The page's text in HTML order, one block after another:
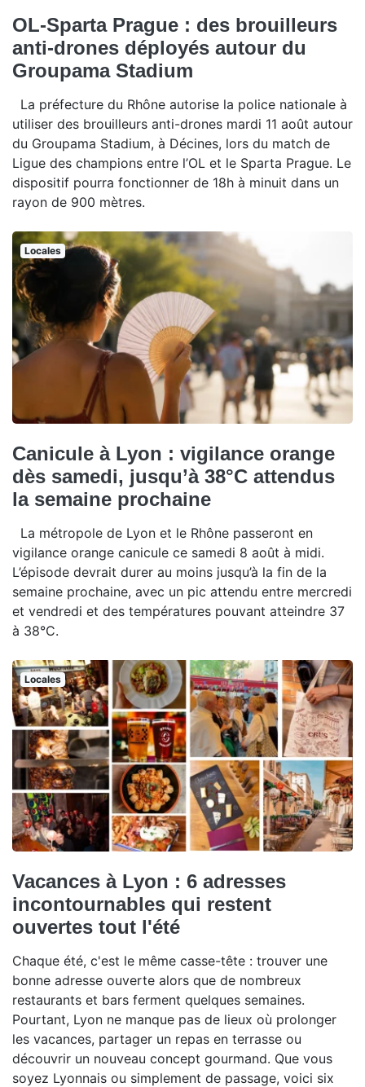
OL-Sparta Prague : des brouilleurs
anti-drones déployés autour du
Groupama Stadium
La préfecture du Rhône autorise la police nationale à
utiliser des brouilleurs anti-drones mardi 11 août autour
du Groupama Stadium, à Décines, lors du match de
Ligue des champions entre l’OL et le Sparta Prague. Le
dispositif pourra fonctionner de 18h à minuit dans un
rayon de 900 mètres.
Locales
Canicule à Lyon : vigilance orange
dès samedi, jusqu’à 38°C attendus
la semaine prochaine
La métropole de Lyon et le Rhône passeront en
vigilance orange canicule ce samedi 8 août à midi.
L’épisode devrait durer au moins jusqu’à la fin de la
semaine prochaine, avec un pic attendu entre mercredi
et vendredi et des températures pouvant atteindre 37
à 38°C.
Locales
Vacances à Lyon : 6 adresses
incontournables qui restent
ouvertes tout l'été
Chaque été, c'est le même casse-tête : trouver une
bonne adresse ouverte alors que de nombreux
restaurants et bars ferment quelques semaines.
Pourtant, Lyon ne manque pas de lieux où prolonger
les vacances, partager un repas en terrasse ou
découvrir un nouveau concept gourmand. Que vous
soyez Lyonnais ou simplement de passage, voici six